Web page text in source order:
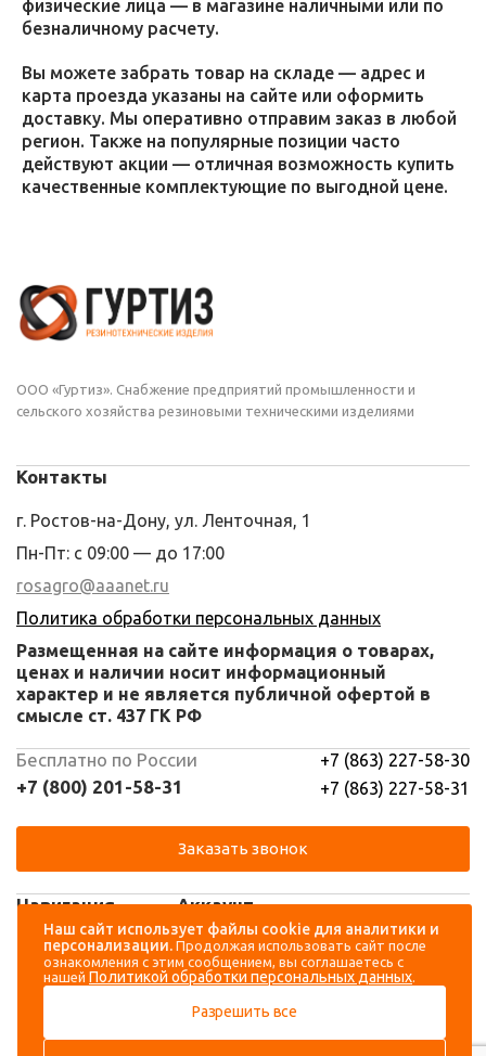
физические лица — в магазине наличными или по
безналичному расчету.
Вы можете забрать товар на складе — адрес и
карта проезда указаны на сайте или оформить
доставку. Мы оперативно отправим заказ в любой
регион. Также на популярные позиции часто
действуют акции — отличная возможность купить
качественные комплектующие по выгодной цене.
ООО «Гуртиз». Снабжение предприятий промышленности и
сельского хозяйства резиновыми техническими изделиями
Навигация
Каталог
О компании
Доставка и оплата
Аккаунт
Вход
Регистрация
Контакты
г. Ростов-на-Дону, ул. Ленточная, 1
Пн-Пт: с 09:00 — до 17:00
rosagro@aaanet.ru
Политика обработки персональных данных
Размещенная на сайте информация о товарах,
ценах и наличии носит информационный
характер и не является публичной офертой в
смысле ст. 437 ГК РФ
Бесплатно по России
+7 (800) 201-58-31
+7 (863) 227-58-30
+7 (863) 227-58-31
Заказать звонок
Наш сайт использует файлы cookie для аналитики и
персонализации. Продолжая использовать сайт после
ознакомления с этим сообщением, вы соглашаетесь с
нашей Политикой обработки персональных данных.
Разрешить все